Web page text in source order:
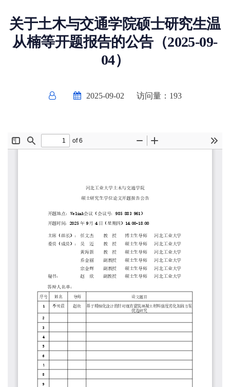
关于土木与交通学院硕士研究生温
从楠等开题报告的公告（2025-09-
04）
2025-09-02 访问量： 193